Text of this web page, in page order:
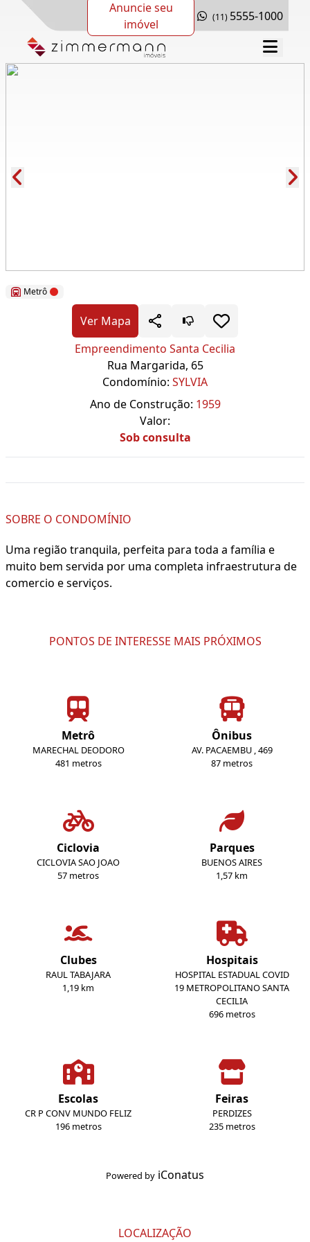
Anuncie seu
imóvel
(11) 5555-1000
Metrô
Ver Mapa
Empreendimento Santa Cecilia
Rua Margarida, 65
Condomínio: SYLVIA
Ano de Construção: 1959
Valor:
Sob consulta
SOBRE O CONDOMÍNIO
Uma região tranquila, perfeita para toda a família e
muito bem servida por uma completa infraestrutura de
comercio e serviços.
PONTOS DE INTERESSE MAIS PRÓXIMOS
Metrô
MARECHAL DEODORO
481 metros
Ônibus
AV. PACAEMBU , 469
87 metros
Ciclovia
CICLOVIA SAO JOAO
57 metros
Parques
BUENOS AIRES
1,57 km
Clubes
RAUL TABAJARA
1,19 km
Hospitais
HOSPITAL ESTADUAL COVID
19 METROPOLITANO SANTA
CECILIA
696 metros
Escolas
CR P CONV MUNDO FELIZ
196 metros
Feiras
PERDIZES
235 metros
Powered by iConatus
LOCALIZAÇÃO